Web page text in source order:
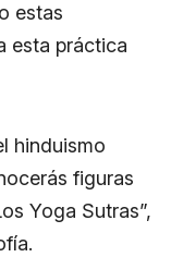
estas
esta práctica
hinduismo
figuras
Yoga Sutras”,